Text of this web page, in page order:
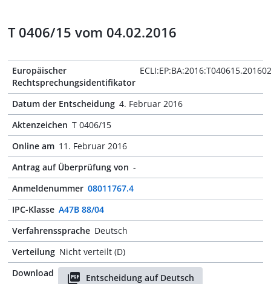
T 0406/15 vom 04.02.2016
Europäischer
Rechtsprechungsidentifikator
Datum der Entscheidung 4. Februar 2016
Aktenzeichen T 0406/15
Online am 11. Februar 2016
Antrag auf Überprüfung von -
Anmeldenummer 08011767.4
IPC-Klasse A47B 88/04
Verfahrenssprache Deutsch
Verteilung Nicht verteilt (D)
Download
Entscheidung auf Deutsch